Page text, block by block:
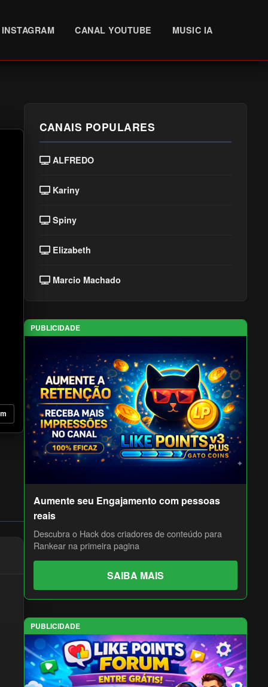
INSTAGRAM CANAL YOUTUBE MUSIC IA
CANAIS POPULARES
ALFREDO
Kariny
Spiny
Elizabeth
Marcio Machado
PUBLICIDADE
Aumente seu Engajamento com pessoas
reais
Descubra o Hack dos criadores de conteúdo para
Rankear na primeira pagina
SAIBA MAIS
PUBLICIDADE